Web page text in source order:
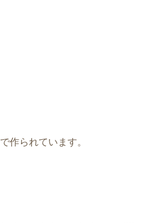
作られています。